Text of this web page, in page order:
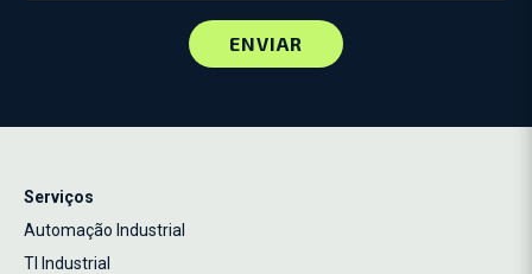
Serviços
Automação Industrial
TI Industrial